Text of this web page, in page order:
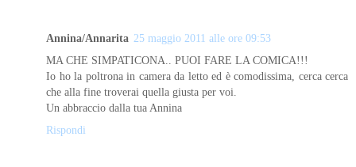
Annina/Annarita 25 maggio 2011 alle ore 09:53
MA CHE SIMPATICONA.. PUOI FARE LA COMICA!!!
Io ho la poltrona in camera da letto ed è comodissima, cerca cerca
che alla fine troverai quella giusta per voi.
Un abbraccio dalla tua Annina
Rispondi